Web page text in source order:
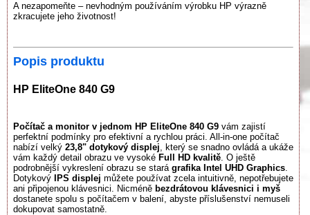
A nezapomeňte – nevhodným používáním výrobku HP výrazně
zkracujete jeho životnost!
Popis produktu
HP EliteOne 840 G9
Počítač a monitor v jednom HP EliteOne 840 G9 vám zajistí
perfektní podmínky pro efektivní a rychlou práci. All-in-one počítač
nabízí velký 23,8" dotykový displej , který se snadno ovládá a ukáže
vám každý detail obrazu ve vysoké Full HD kvalitě . O ještě
podrobnější vykreslení obrazu se stará grafika Intel UHD Graphics
Dotykový IPS displej můžete používat zcela intuitivně, nepotřebujete
ani připojenou klávesnici. Nicméně bezdrátovou klávesnici i myš
dostanete spolu s počítačem v balení, abyste příslušenství nemuseli
dokupovat samostatně.